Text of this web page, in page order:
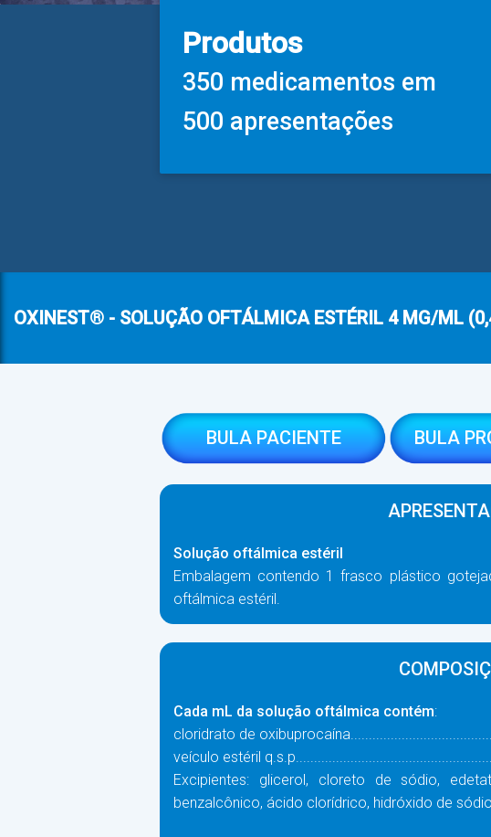
Produtos
350 medicamentos em
500 apresentações
OXINEST® - SOLUÇÃO OFTÁLMICA ESTÉRIL 4 MG/ML
BULA PACIENTE BULA
Solução oftálmica estéril
Embalagem contendo 1 frasco plástico
oftálmica estéril.
Cada mL da solução oftálmica contém:
cloridrato de
veículo estéril
Excipientes: glicerol, cloreto de sódio,
benzalcônico, ácido clorídrico, hidróxido de